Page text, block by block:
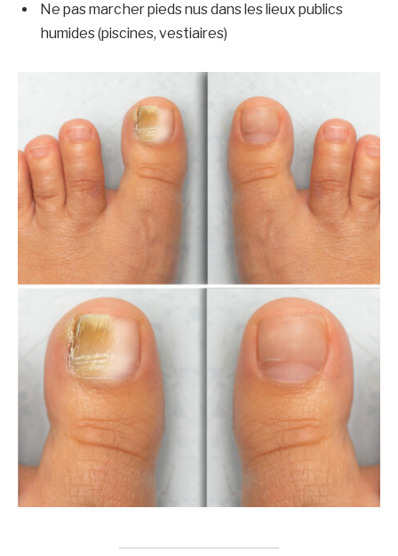
Ne pas marcher pieds nus dans les lieux publics
humides (piscines, vestiaires)